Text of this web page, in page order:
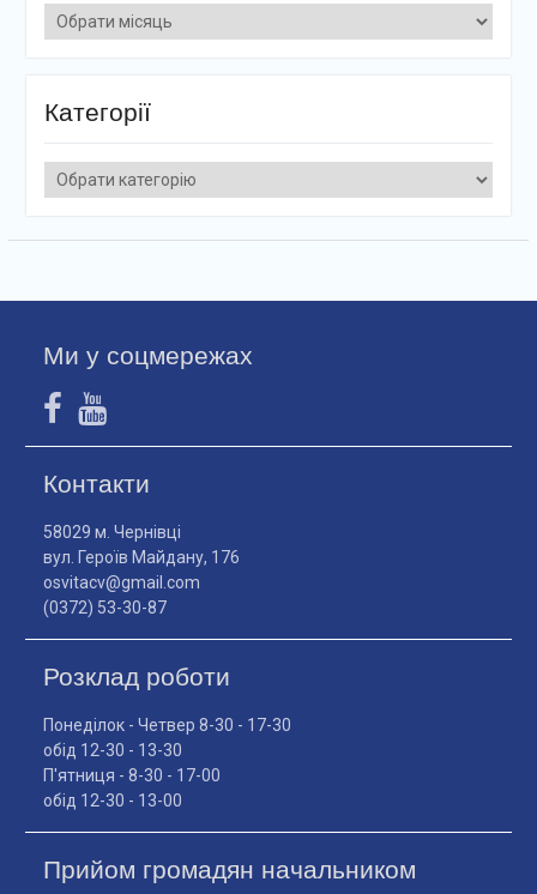
Архіви
Категорії
Категорії
Ми у соцмережах
Контакти
58029 м. Чернівці
вул. Героїв Майдану, 176
osvitacv@gmail.com
(0372) 53-30-87
Розклад роботи
Понеділок - Четвер 8-30 - 17-30
обід 12-30 - 13-30
П'ятниця - 8-30 - 17-00
обід 12-30 - 13-00
Прийом громадян начальником